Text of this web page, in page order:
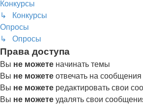
Конкурсы
↳ Конкурсы
Опросы
↳ Опросы
Права доступа
Вы не можете начинать темы
Вы не можетеотвечать на сообщения
Вы не можете редактировать свои
Вы не можетеудалять свои